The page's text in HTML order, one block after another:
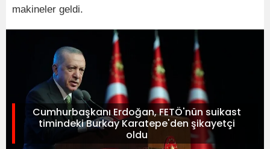
makineler geldi.
Cumhurbaşkanı Erdoğan, FETÖ'nün suikast
timindeki Burkay Karatepe'den şikayetçi
oldu